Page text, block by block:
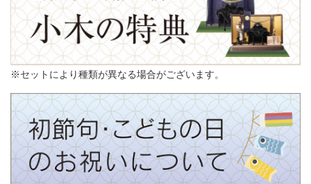
※セットにより種類が異なる場合がございます。